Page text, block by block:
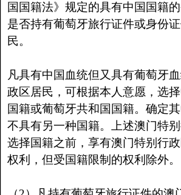
国国籍法》规定的具有中国国籍
是否持有葡萄牙旅行证件或身份
民。
凡具有中国血统但又具有葡萄牙
政区居民，可根据本人意愿，选
国籍或葡萄牙共和国国籍。确定
不具有另一种国籍。上述澳门特
选择国籍之前，享有澳门特别行
权利，但受国籍限制的权利除外。